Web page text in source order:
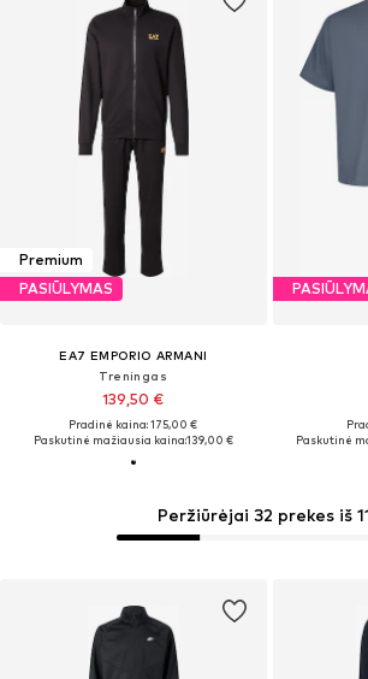
Premium
PASIŪLYMAS
EA7 EMPORIO ARMANI
Treningas
139,50 €
Pradinė kaina: 175,00 €
Paskutinė mažiausia kaina:139,00 €
Paskutinė
Peržiūrėjai 32 prekes iš